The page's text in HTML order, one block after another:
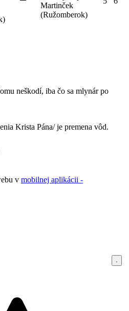
Martinček
(Ružomberok)
neškodí, iba čo sa mlynár po
Krista Pána/ je premena vôd.
v mobilnej aplikácii -